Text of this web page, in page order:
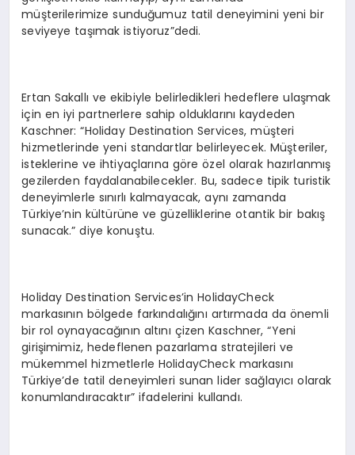
müşterilerimize sunduğumuz tatil deneyimini yeni bir
seviyeye taşımak istiyoruz”dedi.
Ertan Sakallı ve ekibiyle belirledikleri hedeflere ulaşmak
için en iyi partnerlere sahip olduklarını kaydeden
Kaschner: “Holiday Destination Services, müşteri
hizmetlerinde yeni standartlar belirleyecek. Müşteriler,
isteklerine ve ihtiyaçlarına göre özel olarak hazırlanmış
gezilerden faydalanabilecekler. Bu, sadece tipik turistik
deneyimlerle sınırlı kalmayacak, aynı zamanda
Türkiye’nin kültürüne ve güzelliklerine otantik bir bakış
sunacak.” diye konuştu.
Holiday Destination Services’in HolidayCheck
markasının bölgede farkındalığını artırmada da önemli
bir rol oynayacağının altını çizen Kaschner, “Yeni
girişimimiz, hedeflenen pazarlama stratejileri ve
mükemmel hizmetlerle HolidayCheck markasını
Türkiye’de tatil deneyimleri sunan lider sağlayıcı olarak
konumlandıracaktır” ifadelerini kullandı.